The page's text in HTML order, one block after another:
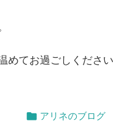
めてお過ごしください
 アリネのブログ